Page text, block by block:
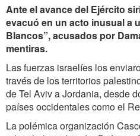
Ante el avance del Ejército
evacuó en un acto inusual a
Blancos”, acusados por
mentiras.
Las fuerzas israelíes los
través de los territorios
de Tel Aviv a Jordania, desde
países occidentales como el
La polémica organización